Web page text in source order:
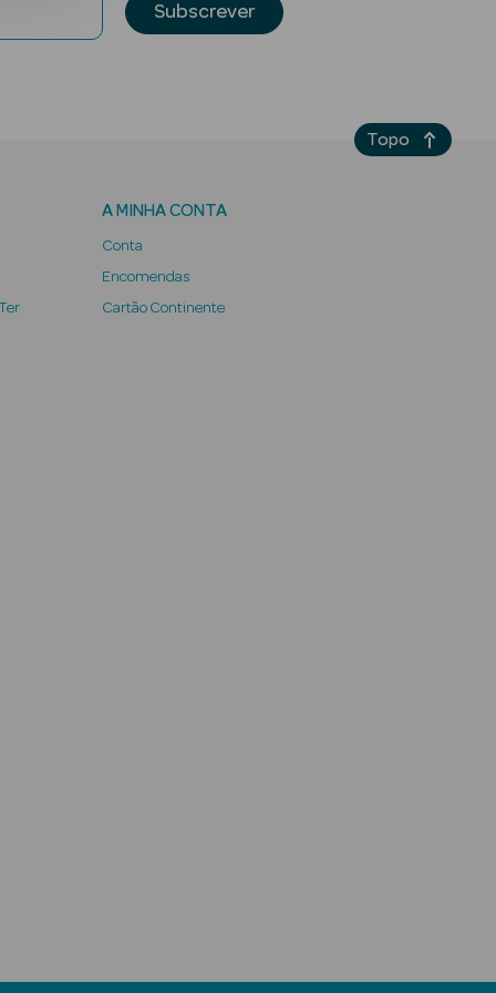
Subscrever
A MINHA CONTA
Conta
Encomendas
Cartão Continente
Topo